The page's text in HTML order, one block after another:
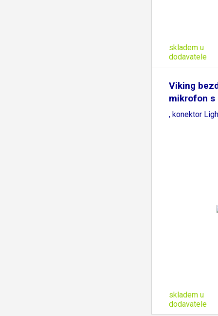
skladem u
dodavatele
Viking
mikrofon s
M302
, konektor
skladem u
dodavatele